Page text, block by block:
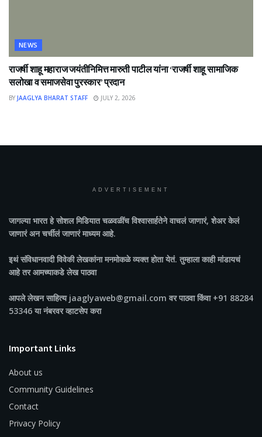
NEWS
राजर्षी शाहू महाराज जयंतीनिमित्त मारुती पाटील यांना ‘राजर्षी शाहू सामाजिक
सलोखा व समाजसेवा पुरस्कार’ प्रदान
BY JAAGLYA BHARAT STAFF JULY 2, 2026
ADVERTISEMENT
जागल्या भारतहे सोशल मिडियात चळवळींच विश्वासार्हतेने वाचलं जाणारं, शेअर केलं
जाणारं अन चर्चीलं जाणारं माध्यम आहे.
इथं संविधानवादी विवेकी लेखकांना मनमोकळे व्यक्त होता येतं. तुम्हाला काही मांडायचं
आहे तर आमच्याकडे लेख पाठवा
आपले लेखन साहित्य jaaglyaweb@gmail.com वर पाठवा किंवा +91 88284
53346 या नंबरवर व्हाटसेप करा
Important Links
About us
Community Guidelines
Contact
Privacy Policy